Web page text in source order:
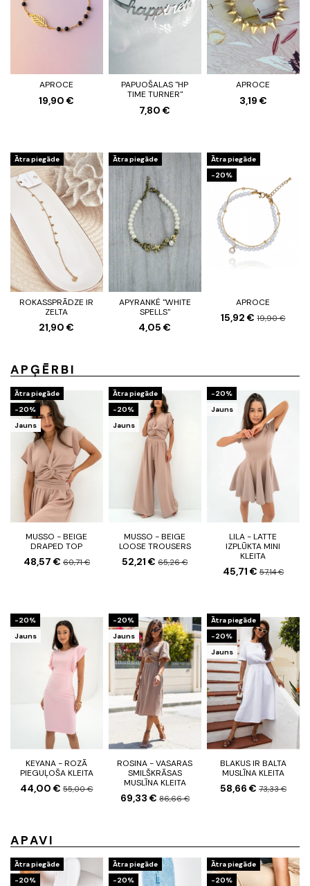
APROCE
19,90 €
PAPUOŠALAS "HP
TIME TURNER"
7,80 €
APROCE
3,19 €
Ātra piegāde
ROKASSPRĀDZE IR
ZELTA
21,90 €
Ātra piegāde
APYRANKĖ "WHITE
SPELLS"
4,05 €
Ātra piegāde
-20%
APROCE
15,92 €19,90 €
APĢĒRBI
Ātra piegāde
-20%
Jauns
MUSSO - BEIGE
DRAPED TOP
48,57 € 60,71 €
Ātra piegāde
-20%
Jauns
MUSSO - BEIGE
LOOSE TROUSERS
52,21 €65,26 €
-20%
Jauns
LILA - LATTE
IZPLŪKTA MINI
KLEITA
45,71 € 57,14 €
-20%
Jauns
KEYANA - ROZĀ
PIEGUĻOŠA KLEITA
44,00 €55,00 €
-20%
Jauns
ROSINA - VASARAS
SMILŠKRĀSAS
MUSLĪNA KLEITA
69,33 € 86,66 €
Ātra piegāde
-20%
Jauns
BLAKUS IR BALTA
MUSLĪNA KLEITA
58,66 € 73,33 €
APAVI
Ātra piegāde
-20%
Ātra piegāde
-20%
Ātra piegāde
-20%